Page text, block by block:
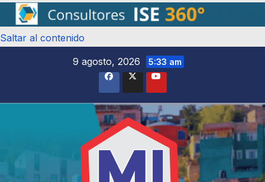
Saltar al contenido
9 agosto, 2026
5:33 am